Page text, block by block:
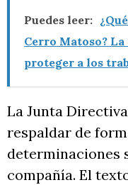
Puedes leer:
Cerro Matoso?
proteger a los
La Junta
respaldar de
determinaciones
compañía. El